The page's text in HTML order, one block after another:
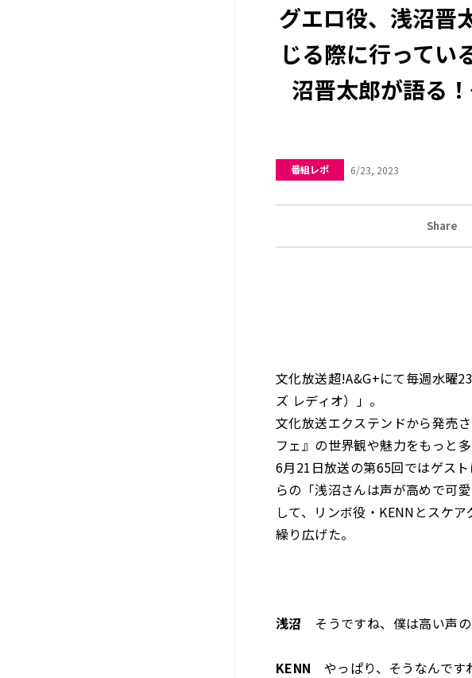
グエロ役、浅沼晋
じる際に行ってい
沼晋太郎が語る
番組レポ 6/23, 2023
Share
文化放送超!A&G+にて毎週水曜
ズ レディオ）」。
文化放送エクステンドから発売
フェ』の世界観や魅力をもっと
6月21日放送の第65回ではゲス
らの「浅沼さんは声が高めで可
して、リンボ役・KENNとスケ
繰り広げた。
浅沼 そうですね、僕は高い声
KENN やっぱり、そうなんです